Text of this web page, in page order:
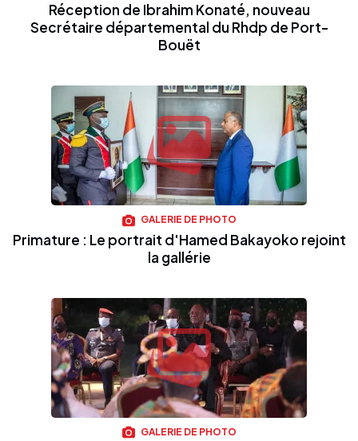
Réception de Ibrahim Konaté, nouveau
Secrétaire départemental du Rhdp de Port-
Bouët
GALERIE DE PHOTO
Primature : Le portrait d'Hamed Bakayoko rejoint
la gallérie
GALERIE DE PHOTO